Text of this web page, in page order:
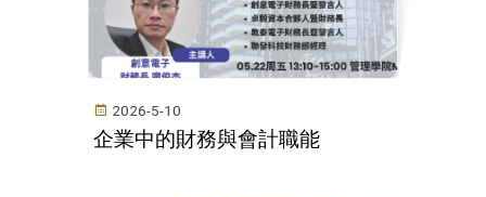
2026-5-10
企業中的財務與會計職能